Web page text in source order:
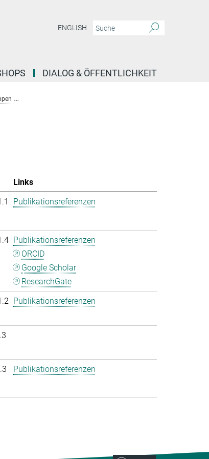
ENGLISH
DIALOG & ÖFFENTLICHKEIT
Links
Publikationsreferenzen
Publikationsreferenzen
ORCID
Google Scholar
ResearchGate
Publikationsreferenzen
Publikationsreferenzen